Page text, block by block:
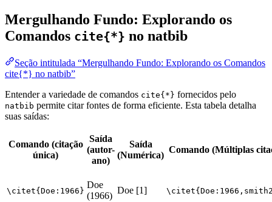
Mergulhando Fundo: Explorando os
Comandos cite{*} no natbib
Seção intitulada “Mergulhando Fundo: Explorando os Comandos
cite{*} no natbib”
Entender a variedade de comandos cite{*} fornecidos pelo
natbib permite citar fontes de forma eficiente. Esta tabela detalha
suas saídas:
Comando (citação
única)
Saída
(autor-
ano)
Saída
(Numérica)
Comando (Múltiplas
\citet{Doe:1966}
Doe
(1966)
Doe [1]